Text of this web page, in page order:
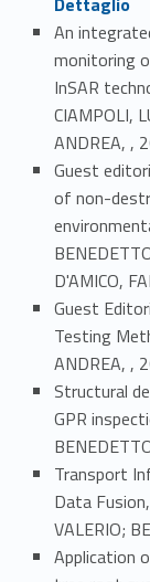
An
monitoring
InSAR
CIAMPOLI,
ANDREA, ,
Guest
of non-
D'AMICO,
Guest
Testing
ANDREA, ,
Structural
GPR
Transport
Data
VALERIO;
Application